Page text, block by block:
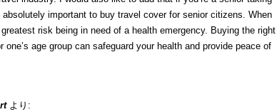
absolutely important to buy travel cover for senior citizens. When
risk being in need of a health emergency. Buying the right
one’s age group can safeguard your health and provide peace of
より: